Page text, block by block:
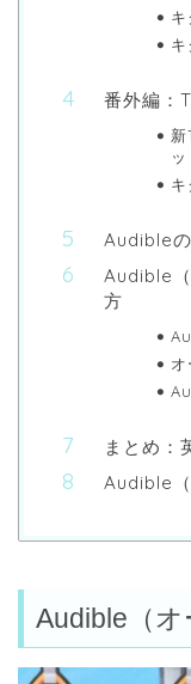
番外編：
ッ
Audibleの
Audible
方
まとめ：
Audible
Audible（